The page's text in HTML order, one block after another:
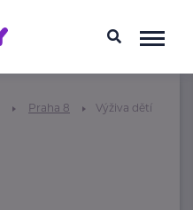
Praha 8 Výživa dětí